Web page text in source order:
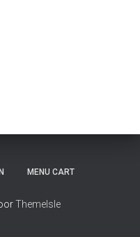
MENU CART
ThemeIsle